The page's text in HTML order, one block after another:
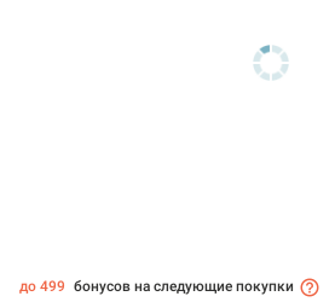
до 499 бонусов на следующие покупки